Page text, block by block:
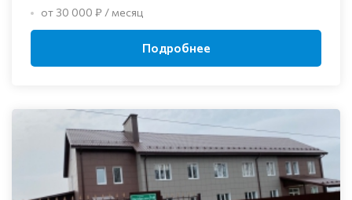
от 30 000 ₽ / месяц
Подробнее